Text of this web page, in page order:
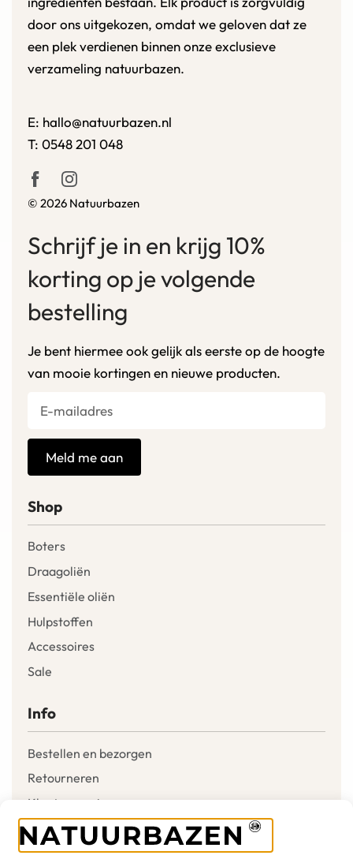
door ons uitgekozen, omdat we geloven dat ze
een plek verdienen binnen onze exclusieve
verzameling natuurbazen.
E: hallo@natuurbazen.nl
T: 0548 201 048
© 2026 Natuurbazen
Schrijf je in en krijg 10%
korting op je volgende
bestelling
Je bent hiermee ook gelijk als eerste op de hoogte
van mooie kortingen en nieuwe producten.
Meld me aan
Shop
Boters
Draagoliën
Essentiële oliën
Hulpstoffen
Accessoires
Sale
Info
Bestellen en bezorgen
Retourneren
Klantenservice
Mijn account
Verlanglijst